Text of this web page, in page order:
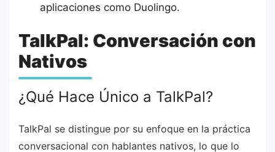
aplicaciones como Duolingo.
TalkPal: Conversación con
Nativos
¿Qué Hace Único a TalkPal?
TalkPal se distingue por su enfoque en la práctica
conversacional con hablantes nativos, lo que lo